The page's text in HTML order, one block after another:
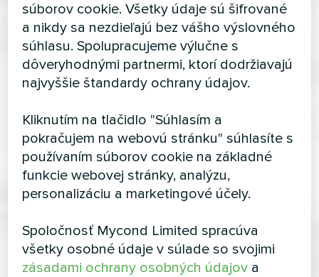
súborov cookie. Všetky údaje sú šifrované
a nikdy sa nezdieľajú bez vášho výslovného
súhlasu. Spolupracujeme výlučne s
dôveryhodnými partnermi, ktorí dodržiavajú
najvyššie štandardy ochrany údajov.
Kliknutím na tlačidlo "Súhlasím a
pokračujem na webovú stránku" súhlasíte s
používaním súborov cookie na základné
funkcie webovej stránky, analýzu,
personalizáciu a marketingové účely.
Spoločnosť Mycond Limited spracúva
všetky osobné údaje v súlade so svojimi
zásadami ochrany osobných údajov a